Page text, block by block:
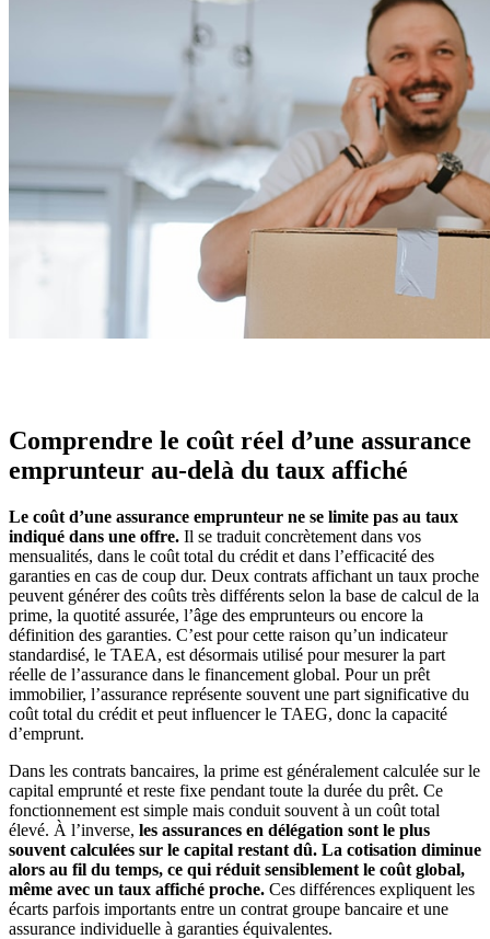
Comprendre le coût réel d’une assurance
emprunteur au-delà du taux affiché
Le coût d’une assurance emprunteur ne se limite pas au taux
indiqué dans une offre. Il se traduit concrètement dans vos
mensualités, dans le coût total du crédit et dans l’efficacité des
garanties en cas de coup dur. Deux contrats affichant un taux proche
peuvent générer des coûts très différents selon la base de calcul de la
prime, la quotité assurée, l’âge des emprunteurs ou encore la
définition des garanties. C’est pour cette raison qu’un indicateur
standardisé, le TAEA, est désormais utilisé pour mesurer la part
réelle de l’assurance dans le financement global. Pour un prêt
immobilier, l’assurance représente souvent une part significative du
coût total du crédit et peut influencer le TAEG, donc la capacité
d’emprunt.
Dans les contrats bancaires, la prime est généralement calculée sur le
capital emprunté et reste fixe pendant toute la durée du prêt. Ce
fonctionnement est simple mais conduit souvent à un coût total
élevé. À l’inverse, les assurances en délégation sont le plus
souvent calculées sur le capital restant dû. La cotisation diminue
alors au fil du temps, ce qui réduit sensiblement le coût global,
même avec un taux affiché proche. Ces différences expliquent les
écarts parfois importants entre un contrat groupe bancaire et une
assurance individuelle à garanties équivalentes.